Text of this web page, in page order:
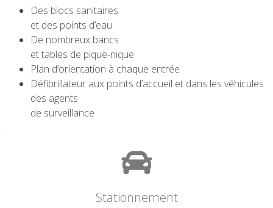
Des blocs sanitaires
et des points d’eau
De nombreux bancs
et tables de pique-nique
Plan d’orientation à chaque entrée
Défibrillateur aux points d’accueil et dans les véhicules
des agents
de surveillance
.
Stationnement